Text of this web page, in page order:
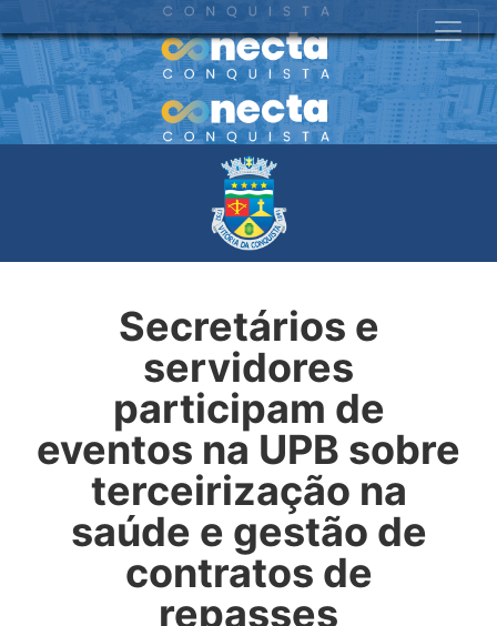
Secretários e
servidores
participam de
eventos na UPB sobre
terceirização na
saúde e gestão de
contratos de
repasses